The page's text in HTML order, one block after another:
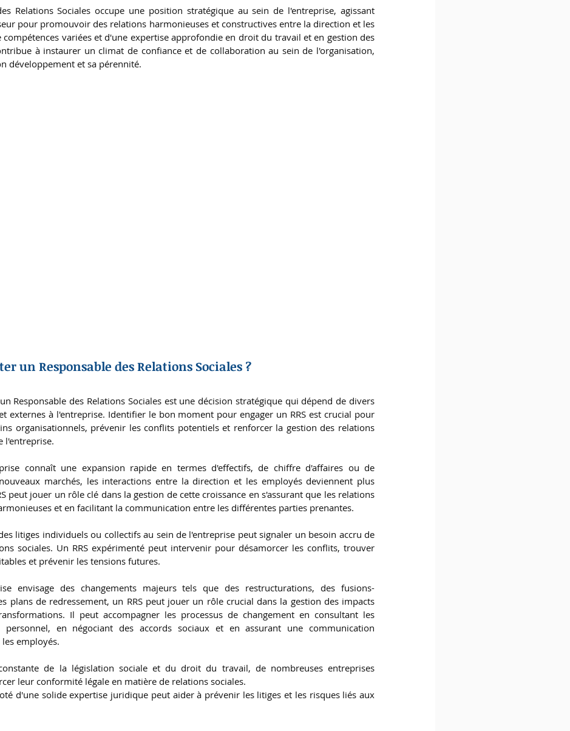
Relations Sociales occupe une position stratégique au sein de l'entreprise, agissant
pour promouvoir des relations harmonieuses et constructives entre la direction et les
compétences variées et d'une expertise approfondie en droit du travail et en gestion des
à instaurer un climat de confiance et de collaboration au sein de l'organisation,
développement et sa pérennité.
un Responsable des Relations Sociales ?
Responsable des Relations Sociales est une décision stratégique qui dépend de divers
externes à l'entreprise. Identifier le bon moment pour engager un RRS est crucial pour
organisationnels, prévenir les conflits potentiels et renforcer la gestion des relations
l'entreprise.
connaît une expansion rapide en termes d'effectifs, de chiffre d'affaires ou de
marchés, les interactions entre la direction et les employés deviennent plus
peut jouer un rôle clé dans la gestion de cette croissance en s'assurant que les relations
et en facilitant la communication entre les différentes parties prenantes.
litiges individuels ou collectifs au sein de l'entreprise peut signaler un besoin accru de
sociales. Un RRS expérimenté peut intervenir pour désamorcer les conflits, trouver
et prévenir les tensions futures.
envisage des changements majeurs tels que des restructurations, des fusions-
plans de redressement, un RRS peut jouer un rôle crucial dans la gestion des impacts
Il peut accompagner les processus de changement en consultant les
personnel, en négociant des accords sociaux et en assurant une communication
employés.
de la législation sociale et du droit du travail, de nombreuses entreprises
leur conformité légale en matière de relations sociales.
d'une solide expertise juridique peut aider à prévenir les litiges et les risques liés aux